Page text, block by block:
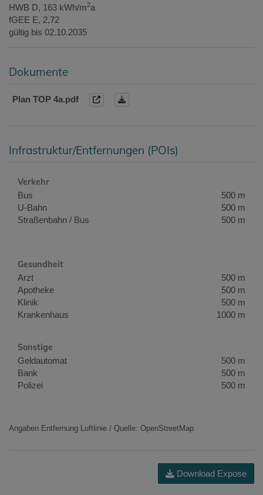
HWB D, 163 kWh/m2a
fGEE E, 2,72
gültig bis 02.10.2035
Dokumente
Plan TOP 4a.pdf
Infrastruktur/Entfernungen (POIs)
Verkehr
Bus
500 m
U-Bahn
500 m
Straßenbahn / Bus
500 m
Gesundheit
Arzt
500 m
Apotheke
500 m
Klinik
500 m
Krankenhaus
1000 m
Sonstige
Geldautomat
500 m
Bank
500 m
Polizei
500 m
Angaben Entfernung Luftlinie / Quelle: OpenStreetMap
Download Expose